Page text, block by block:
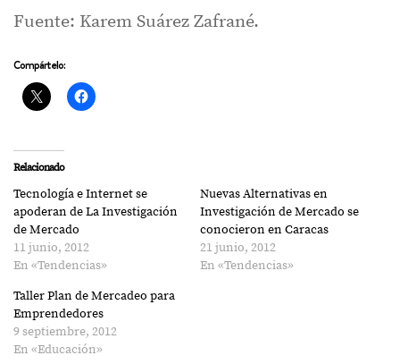
Fuente: Karem Suárez Zafrané.
Compártelo:
Relacionado
Tecnología e Internet se
apoderan de La Investigación
de Mercado
11 junio, 2012
En «Tendencias»
Nuevas Alternativas en
Investigación de Mercado se
conocieron en Caracas
21 junio, 2012
En «Tendencias»
Taller Plan de Mercadeo para
Emprendedores
9 septiembre, 2012
En «Educación»